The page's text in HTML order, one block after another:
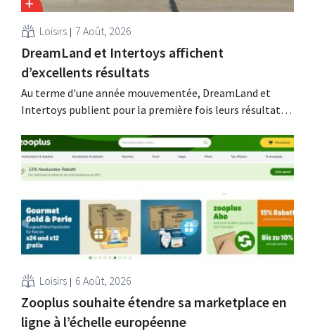
Loisirs 7 Août, 2026
DreamLand et Intertoys affichent
d’excellents résultats
Au terme d'une année mouvementée, DreamLand et
Intertoys publient pour la première fois leurs résultats
qui parle d'un « résultat historiquement solide ».
Loisirs 6 Août, 2026
Zooplus souhaite étendre sa marketplace en
ligne à l’échelle européenne